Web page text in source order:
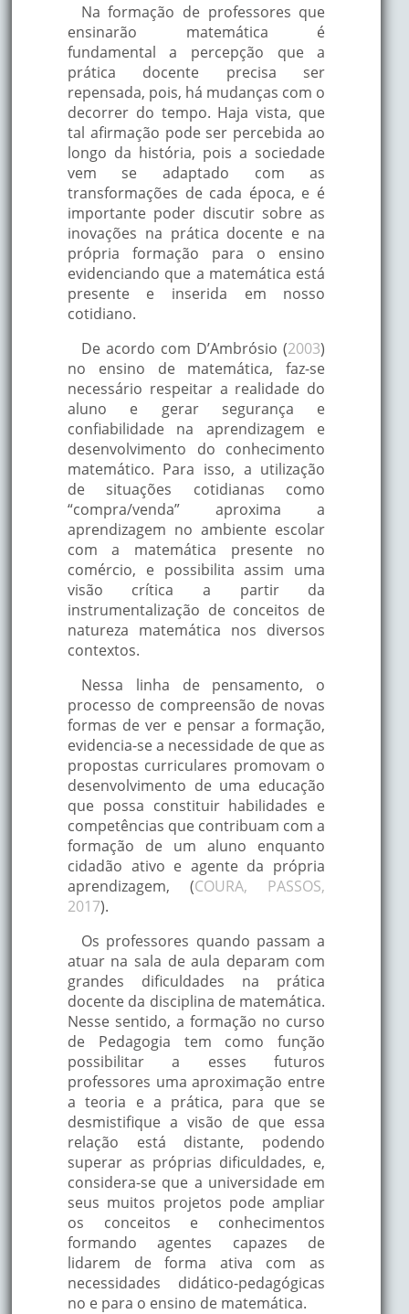
Na formação de professores que
ensinarão matemática é
fundamental a percepção que a
prática docente precisa ser
repensada, pois, há mudanças com o
decorrer do tempo. Haja vista, que
tal afirmação pode ser percebida ao
longo da história, pois a sociedade
vem se adaptado com as
transformações de cada época, e é
importante poder discutir sobre as
inovações na prática docente e na
própria formação para o ensino
evidenciando que a matemática está
presente e inserida em nosso
cotidiano.
De acordo com D’Ambrósio (2003)
no ensino de matemática, faz-se
necessário respeitar a realidade do
aluno e gerar segurança e
confiabilidade na aprendizagem e
desenvolvimento do conhecimento
matemático. Para isso, a utilização
de situações cotidianas como
“compra/venda” aproxima a
aprendizagem no ambiente escolar
com a matemática presente no
comércio, e possibilita assim uma
visão crítica a partir da
instrumentalização de conceitos de
natureza matemática nos diversos
contextos.
Nessa linha de pensamento, o
processo de compreensão de novas
formas de ver e pensar a formação,
evidencia-se a necessidade de que as
propostas curriculares promovam o
desenvolvimento de uma educação
que possa constituir habilidades e
competências que contribuam com a
formação de um aluno enquanto
cidadão ativo e agente da própria
aprendizagem, (COURA, PASSOS,
2017).
Os professores quando passam a
atuar na sala de aula deparam com
grandes dificuldades na prática
docente da disciplina de matemática.
Nesse sentido, a formação no curso
de Pedagogia tem como função
possibilitar a esses futuros
professores uma aproximação entre
a teoria e a prática, para que se
desmistifique a visão de que essa
relação está distante, podendo
superar as próprias dificuldades, e,
considera-se que a universidade em
seus muitos projetos pode ampliar
os conceitos e conhecimentos
formando agentes capazes de
lidarem de forma ativa com as
necessidades didático-pedagógicas
no e para o ensino de matemática.